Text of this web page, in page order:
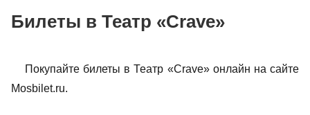
Билеты в Театр «Crave»
Покупайте билеты в Театр «Crave» онлайн на сайте
Mosbilet.ru.